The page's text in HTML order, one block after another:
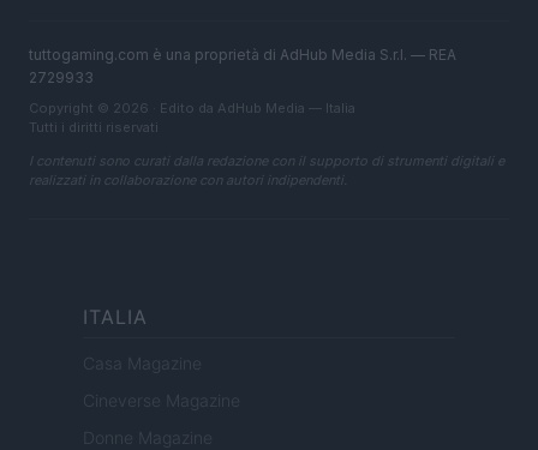
tuttogaming.com è una proprietà di AdHub Media S.r.l. — REA
2729933
Copyright © 2026 · Edito da AdHub Media — Italia
Tutti i diritti riservati
I contenuti sono curati dalla redazione con il supporto di strumenti digitali e
realizzati in collaborazione con autori indipendenti.
ITALIA
Casa Magazine
Cineverse Magazine
Donne Magazine